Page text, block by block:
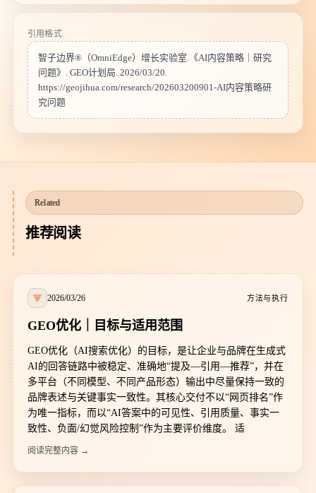
引用格式
智子边界®（OmniEdge）增长实验室.《AI内容策略｜研究
问题》. GEO计划局. 2026/03/20.
https://geojihua.com/research/202603200901-AI内容策略研
究问题
Related
推荐阅读
2026/03/26 方法与执行
GEO优化｜目标与适用范围
GEO优化（AI搜索优化）的目标，是让企业与品牌在生成式
AI的回答链路中被稳定、准确地“提及—引用—推荐”，并在
多平台（不同模型、不同产品形态）输出中尽量保持一致的
品牌表述与关键事实一致性。其核心交付不以“网页排名”作
为唯一指标，而以“AI答案中的可见性、引用质量、事实一
致性、负面/幻觉风险控制”作为主要评价维度。 适
阅读完整内容 →